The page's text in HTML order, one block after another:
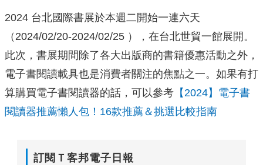
2024 台北國際書展於本週二開始一連六天
（2024/02/20-2024/02/25 ），在台北世貿一館展開。
此次，書展期間除了各大出版商的書籍優惠活動之外，
電子書閱讀載具也是消費者關注的焦點之一。如果有打
算購買電子書閱讀器的話，可以參考 【2024】電子書
閱讀器推薦懶人包！16款推薦＆挑選比較指南
訂閱Ｔ客邦電子日報